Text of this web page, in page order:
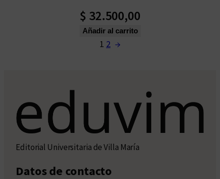
$ 32.500,00
Añadir al carrito
1 2 →
Editorial Universitaria de Villa María
Datos de contacto